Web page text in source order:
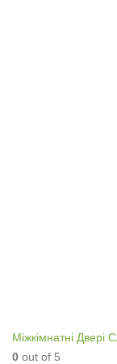
Міжкімнатні Двері
0 out of 5